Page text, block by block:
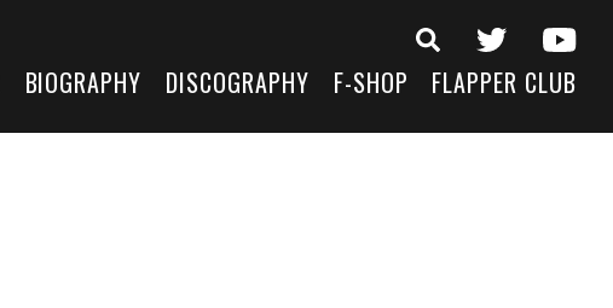
BIOGRAPHY DISCOGRAPHY F-SHOP FLAPPER CLUB